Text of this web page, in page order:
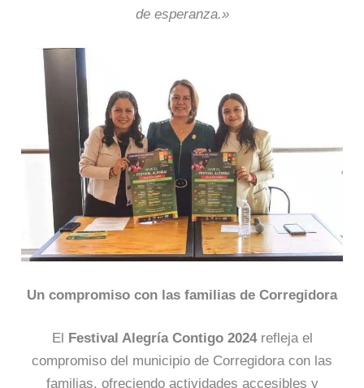
de esperanza.»
Un compromiso con las familias de Corregidora
El Festival Alegría Contigo 2024refleja el
compromiso del municipio de Corregidora con las
familias, ofreciendo actividades accesibles y